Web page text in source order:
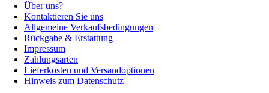
Über uns?
Kontaktieren Sie uns
Allgemeine Verkaufsbedingungen
Rückgabe & Erstattung
Impressum
Zahlungsarten
Lieferkosten und Versandoptionen
Hinweis zum Datenschutz